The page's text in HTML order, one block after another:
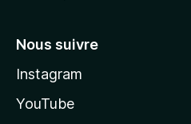
Nous suivre
Instagram
YouTube